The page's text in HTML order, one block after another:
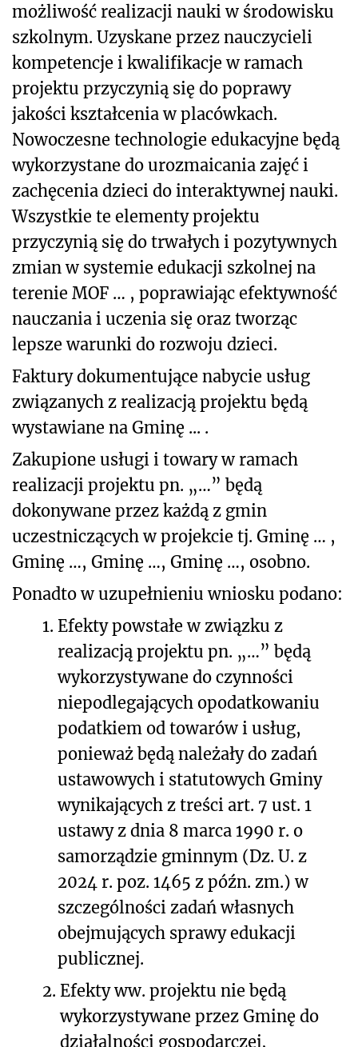
możliwość realizacji nauki w środowisku
szkolnym. Uzyskane przez nauczycieli
kompetencje i kwalifikacje w ramach
projektu przyczynią się do poprawy
jakości kształcenia w placówkach.
Nowoczesne technologie edukacyjne będą
wykorzystane do urozmaicania zajęć i
zachęcenia dzieci do interaktywnej nauki.
Wszystkie te elementy projektu
przyczynią się do trwałych i pozytywnych
zmian w systemie edukacji szkolnej na
terenie MOF … , poprawiając efektywność
nauczania i uczenia się oraz tworząc
lepsze warunki do rozwoju dzieci.
Faktury dokumentujące nabycie usług
związanych z realizacją projektu będą
wystawiane na Gminę ... .
Zakupione usługi i towary w ramach
realizacji projektu pn. „…” będą
dokonywane przez każdą z gmin
uczestniczących w projekcie tj. Gminę … ,
Gminę …, Gminę …, Gminę …, osobno.
Ponadto w uzupełnieniu wniosku podano:
1. Efekty powstałe w związku z
realizacją projektu pn. „…” będą
wykorzystywane do czynności
niepodlegających opodatkowaniu
podatkiem od towarów i usług,
ponieważ będą należały do zadań
ustawowych i statutowych Gminy
wynikających z treści art. 7 ust. 1
ustawy z dnia 8 marca 1990 r. o
samorządzie gminnym (Dz. U. z
2024 r. poz. 1465 z późn. zm.) w
szczególności zadań własnych
obejmujących sprawy edukacji
publicznej.
2. Efekty ww. projektu nie będą
wykorzystywane przez Gminę do
działalności gospodarczej,